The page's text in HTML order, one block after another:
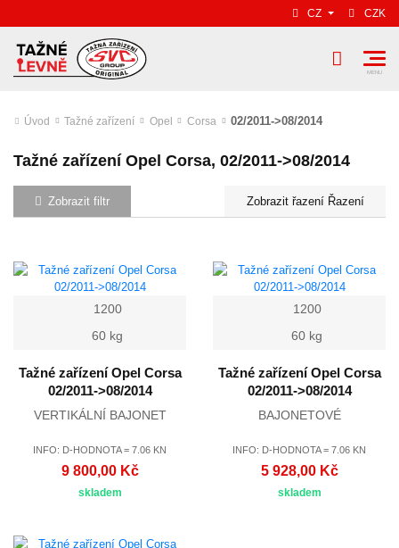
CZ CZK
Úvod Tažné zařízení Opel Corsa 02/2011->08/2014
Tažné zařízení Opel Corsa, 02/2011->08/2014
Zobrazit filtr Řazení
1200
60 kg
Tažné zařízení Opel Corsa
02/2011->08/2014
VERTIKÁLNÍ BAJONET
INFO: D-HODNOTA = 7.06 KN
9 800,00 Kč
skladem
1200
60 kg
Tažné zařízení Opel Corsa
02/2011->08/2014
BAJONETOVÉ
INFO: D-HODNOTA = 7.06 KN
5 928,00 Kč
skladem